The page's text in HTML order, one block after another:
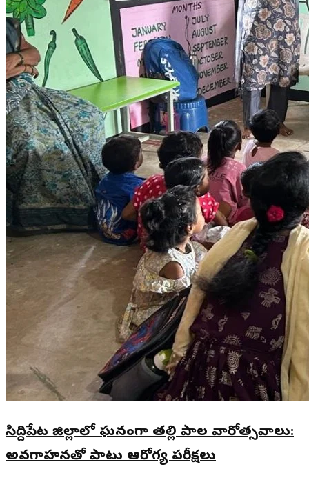
సిద్దిపేట జిల్లాలో ఘనంగా తల్లి పాల వారోత్సవాలు:
అవగాహనతో పాటు ఆరోగ్య పరీక్షలు